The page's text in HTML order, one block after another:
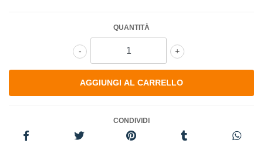
QUANTITÀ
+
-
CONDIVIDI